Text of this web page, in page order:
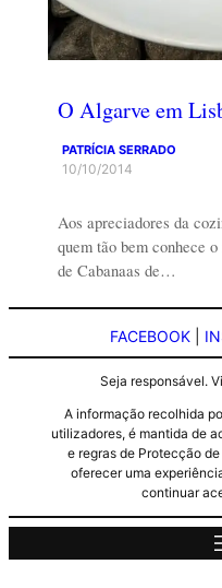
O Algarve em
PATRÍCIA SERRADO
10/10/2014
Aos apreciadores da
quem tão bem conhece
de Cabanaas de…
FACEBOOK
Seja responsável.
A informação recolhida
utilizadores, é mantida de
e regras de Protecção
oferecer uma
continuar